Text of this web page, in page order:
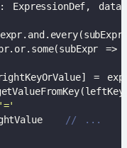
ExpressionDef,
subExpr
subExpr =>
=
'='
// ...